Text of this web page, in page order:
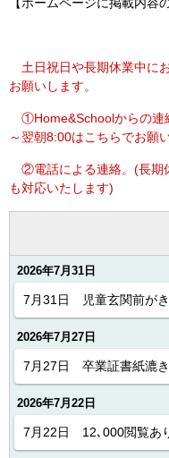
土日祝日や長期休業中に
お願いします。
①Home&Schoolからの
～翌朝8:00はこちらでお願
②電話による連絡。(長期
も対応いたします)
2026年7月31日
7月31日 児童玄関前が
2026年7月27日
7月27日 卒業証書紙漉き
2026年7月22日
7月22日 12､000閲覧あ